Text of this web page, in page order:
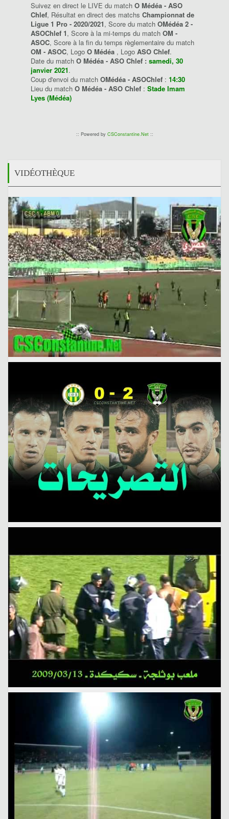
Suivez en direct le LIVE du match O Médéa - ASO
Chlef, Résultat en direct des matchs Championnat de
Ligue 1 Pro - 2020/2021, Score du match OMédéa 2 -
ASOChlef 1, Score à la mi-temps du match OM -
ASOC, Score à la fin du temps règlementaire du match
OM - ASOC, Logo O Médéa , Logo ASO Chlef.
Date du match O Médéa - ASO Chlef : samedi, 30
janvier 2021.
Coup d'envoi du match OMédéa - ASOChlef : 14:30
Lieu du match O Médéa - ASO Chlef : Stade Imam
Lyes (Médéa)
:: Powered by CSConstantine.Net::
VIDÉOTHÈQUE